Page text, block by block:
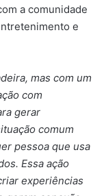
a comunidade
e
mas com um
com
gerar
comum
pessoa que usa
Essa ação
experiências